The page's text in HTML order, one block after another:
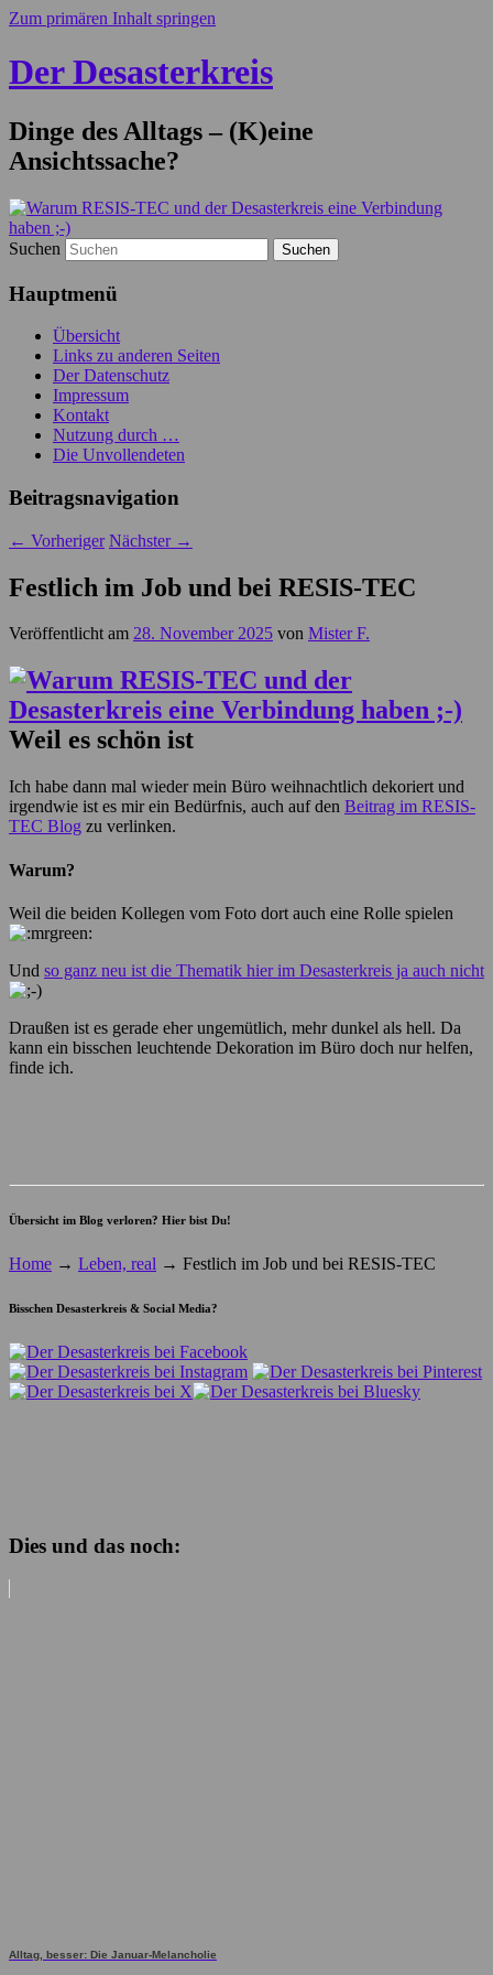
Zum primären Inhalt springen
Der Desasterkreis
Dinge des Alltags – (K)eine
Ansichtssache?
Suchen
Hauptmenü
Übersicht
Links zu anderen Seiten
Der Datenschutz
Impressum
Kontakt
Nutzung durch …
Die Unvollendeten
Beitragsnavigation
← Vorheriger Nächster →
Festlich im Job und bei RESIS-TEC
Veröffentlicht am 28. November 2025 von Mister F.
Weil es schön ist
Ich habe dann mal wieder mein Büro weihnachtlich dekoriert und
irgendwie ist es mir ein Bedürfnis, auch auf den Beitrag im RESIS-
TEC Blog zu verlinken.
Warum?
Weil die beiden Kollegen vom Foto dort auch eine Rolle spielen
Und so ganz neu ist die Thematik hier im Desasterkreis ja auch nicht
Draußen ist es gerade eher ungemütlich, mehr dunkel als hell. Da
kann ein bisschen leuchtende Dekoration im Büro doch nur helfen,
finde ich.
Übersicht im Blog verloren? Hier bist Du!
Home → Leben, real → Festlich im Job und bei RESIS-TEC
Bisschen Desasterkreis & Social Media?
Dies und das noch:
Alltag, besser: Die Januar-Melancholie